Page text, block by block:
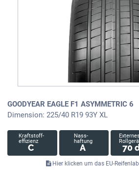
GOODYEAR EAGLE F1 ASYMMETRIC 6
Dimension: 225/40 R19 93Y XL
Kraftstoff-
effizienz
C
Nass-
haftung
A
Externes
70
Hier klicken um das EU-